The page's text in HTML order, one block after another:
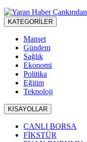
KATEGORİLER
Manşet
Gündem
Sağlık
Ekonomi
Politika
Eğitim
Teknoloji
KISAYOLLAR
CANLI BORSA
FİKSTÜR